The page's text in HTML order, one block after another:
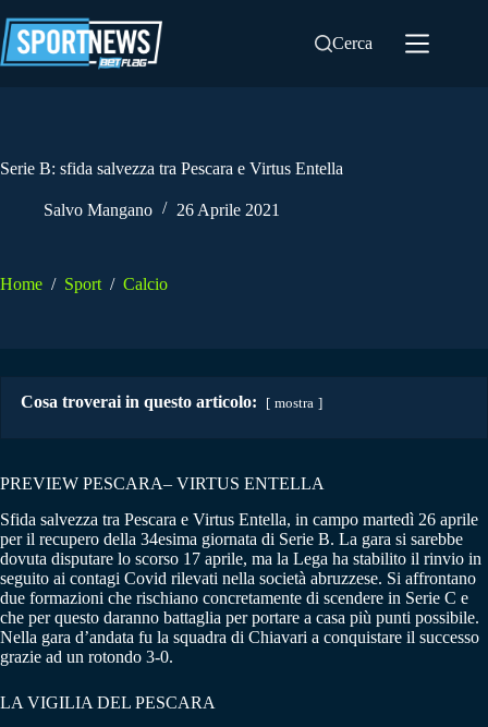
al
contenuto
Cerca
Serie B: sfida salvezza tra Pescara e Virtus Entella
Salvo Mangano 26 Aprile 2021
Home / Sport / Calcio
Cosa troverai in questo articolo: mostra
PREVIEW PESCARA– VIRTUS ENTELLA
Sfida salvezza tra Pescara e Virtus Entella, in campo martedì 26 aprile
per il recupero della 34esima giornata di Serie B. La gara si sarebbe
dovuta disputare lo scorso 17 aprile, ma la Lega ha stabilito il rinvio in
seguito ai contagi Covid rilevati nella società abruzzese. Si affrontano
due formazioni che rischiano concretamente di scendere in Serie C e
che per questo daranno battaglia per portare a casa più punti possibile.
Nella gara d’andata fu la squadra di Chiavari a conquistare il successo
grazie ad un rotondo 3-0.
LA VIGILIA DEL PESCARA